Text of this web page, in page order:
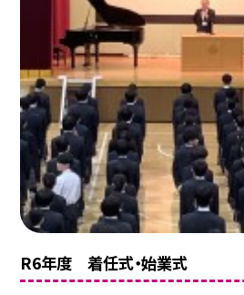
R6年度 着任式・始業式